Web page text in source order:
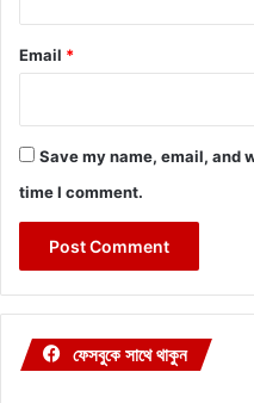
Email *
Save my name, email, and
time I comment.
ফেসবুকে সাথে থাকুন